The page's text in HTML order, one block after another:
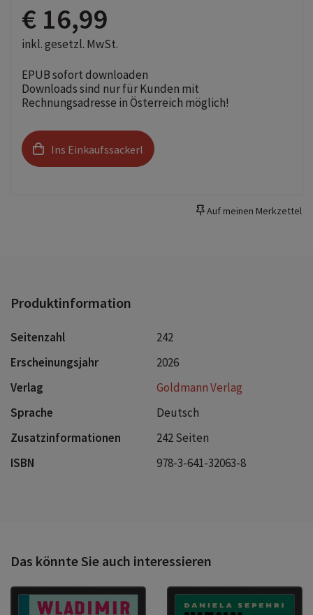
€ 16,99
inkl. gesetzl. MwSt.
EPUB sofort downloaden
Downloads sind nur für Kunden mit
Rechnungsadresse in Österreich möglich!
Ins Einkaufssackerl
Auf meinen Merkzettel
Produktinformation
Seitenzahl
242
Erscheinungsjahr
2026
Verlag
Goldmann Verlag
Sprache
Deutsch
Zusatzinformationen
242 Seiten
ISBN
978-3-641-32063-8
Das könnte Sie auch interessieren